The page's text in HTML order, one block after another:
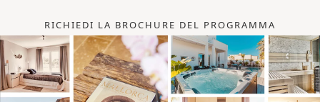
RICHIEDI LA BROCHURE DEL PROGRAMMA